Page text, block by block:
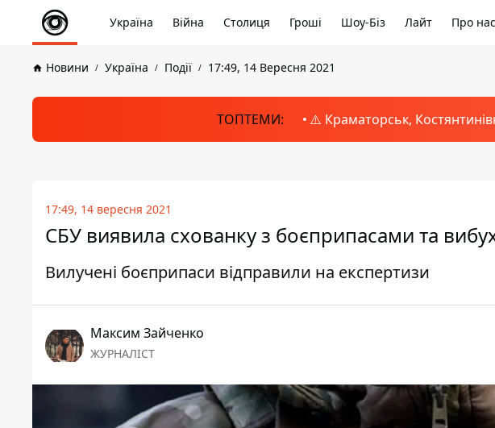
Україна Війна Столиця Гроші Шоу-Біз Лайт Про нас
Новини Україна Події 17:49, 14 Вересня 2021
ТОПТЕМИ: ⚠️ Краматорськ,
17:49, 14 вересня 2021
СБУ виявила схованку з боєприпасами та
Вилучені боєприпаси відправили на експертизи
Максим Зайченко
ЖУРНАЛІСТ